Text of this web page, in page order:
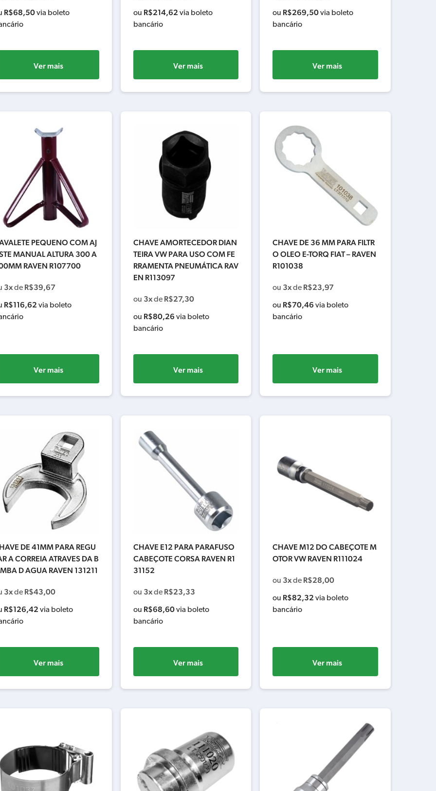
R$68,50via boleto
Ver mais
ou R$214,62 via boleto
bancário
Ver mais
ou R$269,50via boleto
bancário
Ver mais
PEQUENO COM AJ
MANUAL ALTURA 300 A
RAVEN R107700
3xde R$39,67
R$116,62 via boleto
Ver mais
CHAVE AMORTECEDOR DIAN
TEIRA VW PARA USO COM FE
RRAMENTA PNEUMÁTICA RAV
EN R113097
ou 3xde R$27,30
ou R$80,26 via boleto
bancário
Ver mais
CHAVE DE 36 MM PARA FILTR
O OLEO E-TORQ FIAT – RAVEN
R101038
ou 3xde R$23,97
ou R$70,46 via boleto
bancário
Ver mais
DE 41MM PARA REGU
A CORREIA ATRAVES DA B
D AGUA RAVEN 131211
3xde R$43,00
R$126,42 via boleto
Ver mais
CHAVE E12 PARA PARAFUSO
CABEÇOTE CORSA RAVEN R1
31152
ou 3xde R$23,33
ou R$68,60via boleto
bancário
Ver mais
CHAVE M12 DO CABEÇOTE M
OTOR VW RAVEN R111024
ou 3xde R$28,00
ou R$82,32 via boleto
bancário
Ver mais